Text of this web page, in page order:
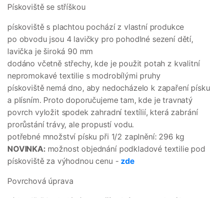
Pískoviště se stříškou
pískoviště s plachtou pochází z vlastní produkce
po obvodu jsou 4 lavičky pro pohodlné sezení dětí,
lavička je široká 90 mm
dodáno včetně střechy, kde je použit potah z kvalitní
nepromokavé textilie s modrobílými pruhy
pískoviště nemá dno, aby nedocházelo k zapaření písku
a plísním. Proto doporučujeme tam, kde je travnatý
povrch vyložit spodek zahradní textílií, která zabrání
prorůstání trávy, ale propustí vodu.
potřebné množství písku při 1/2 zaplnění: 296 kg
NOVINKA: možnost objednání podkladové textilie pod
pískoviště za výhodnou cenu - zde
Povrchová úprava